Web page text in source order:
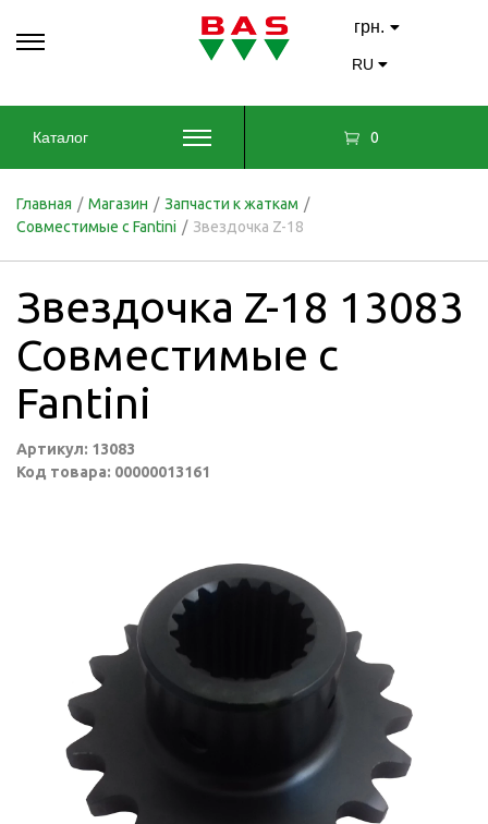
грн.
RU
Каталог 0
Главная / Магазин / Запчасти к жаткам /
Совместимые с Fantini / Звездочка Z-18
Звездочка Z-18 13083
Совместимые с
Fantini
Артикул: 13083
Код товара: 00000013161